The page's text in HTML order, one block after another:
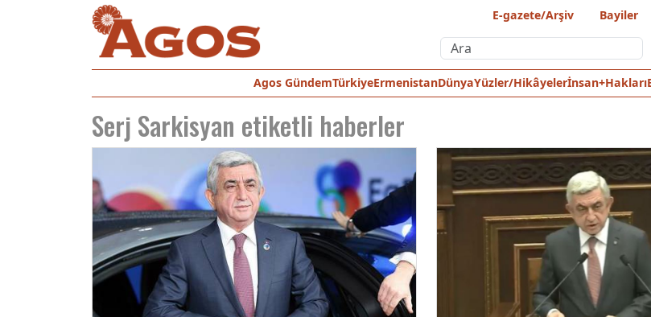
E-gazete/Arşiv Bayiler
Agos GündemTürkiyeErmenistanDünyaYüzler/Hikâyelerİnsan+Hakları
Serj Sarkisyan etiketli haberler